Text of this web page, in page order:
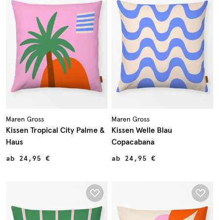
Maren Gross
Kissen Tropical City Palme &
Haus
ab 24,95 €
Maren Gross
Kissen Welle Blau
Copacabana
ab 24,95 €